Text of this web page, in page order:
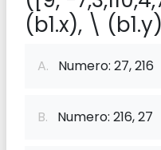
(b1.x), \
A. Numero: 27, 216
B. Numero: 216, 27